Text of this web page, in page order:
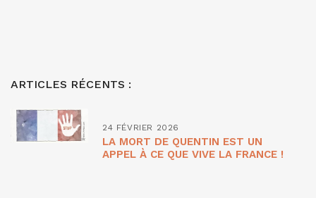
ARTICLES RÉCENTS :
24 FÉVRIER 2026
LA MORT DE QUENTIN EST UN
APPEL À CE QUE VIVE LA FRANCE !